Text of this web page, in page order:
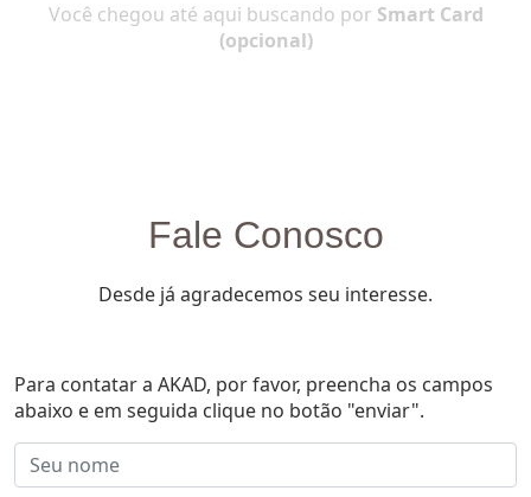
Você chegou até aqui buscando por Smart Card
(opcional)
Fale Conosco
Desde já agradecemos seu interesse.
Para contatar a AKAD, por favor, preencha os campos
abaixo e em seguida clique no botão "enviar".